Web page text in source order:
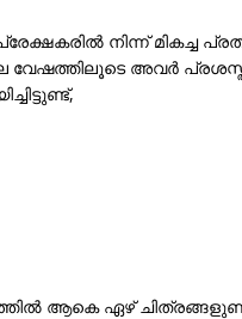
നിന്ന് മികച്ച
വേഷത്തിലൂടെ അവർ
ആകെ ഏഴ്